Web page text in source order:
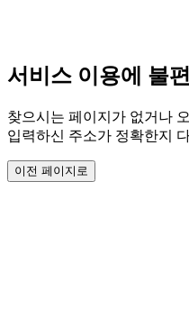
서비스 이용에 불
찾으시는 페이지가 없거나
입력하신 주소가 정확한지
이전 페이지로